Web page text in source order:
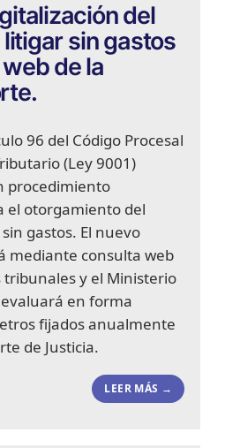
del
sin gastos
de la
96 del Código Procesal
(Ley 9001)
procedimiento
el otorgamiento del
gastos. El nuevo
mediante consulta web
tribunales y el Ministerio
en forma
fijados anualmente
de Justicia.
LEER MÁS →